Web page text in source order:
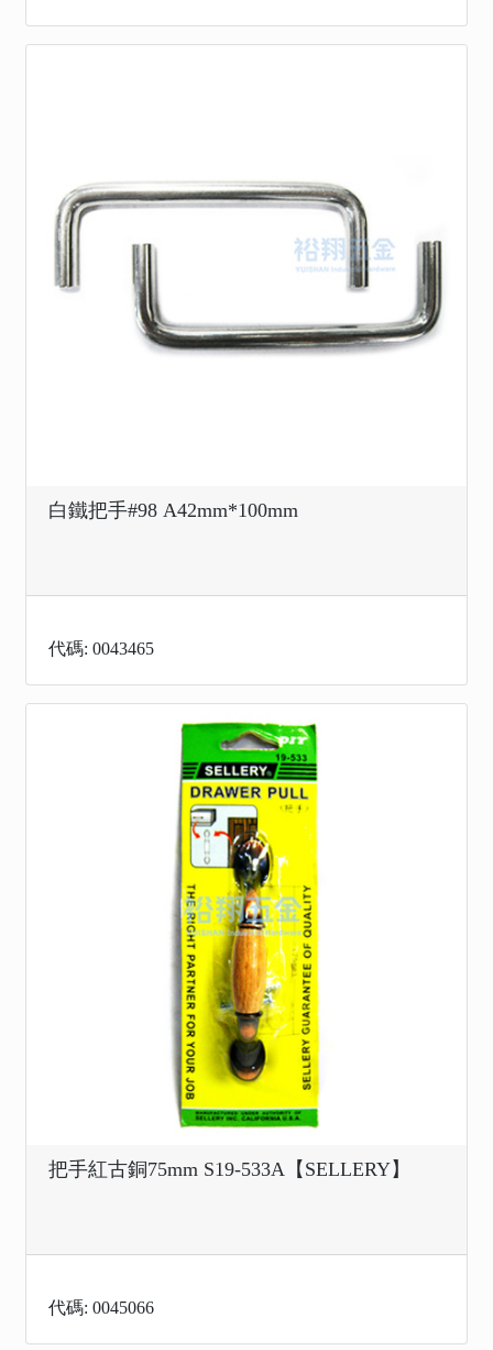
白鐵把手#98 A42mm*100mm
代碼: 0043465
把手紅古銅75mm S19-533A【SELLERY】
代碼: 0045066